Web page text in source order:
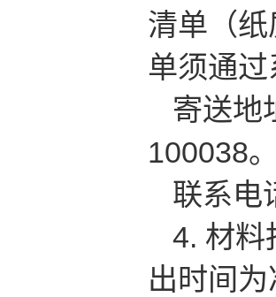
清单（
单须通
寄送地
100038
联系电
4. 材料
出时间